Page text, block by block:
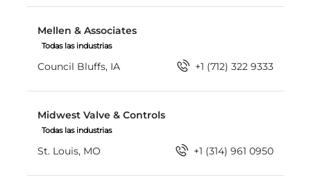
Mellen & Associates
Todas las industrias
Council Bluffs, IA +1 (712) 322 9333
Midwest Valve & Controls
Todas las industrias
St. Louis, MO +1 (314) 961 0950